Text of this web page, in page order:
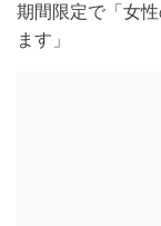
期間限定で「女
ます」